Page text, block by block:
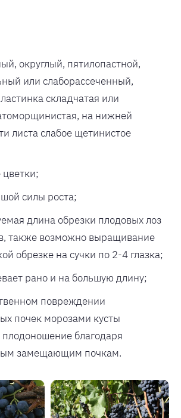
округлый, пятилопастной,
или слаборассеченный,
складчатая или
на нижней
листа слабое щетинистое
силы роста;
длина обрезки плодовых лоз
также возможно выращивание
обрезке на сучки по 2-4 глазка;
рано и на большую длину;
повреждении
почек морозами кусты
благодаря
замещающим почкам.